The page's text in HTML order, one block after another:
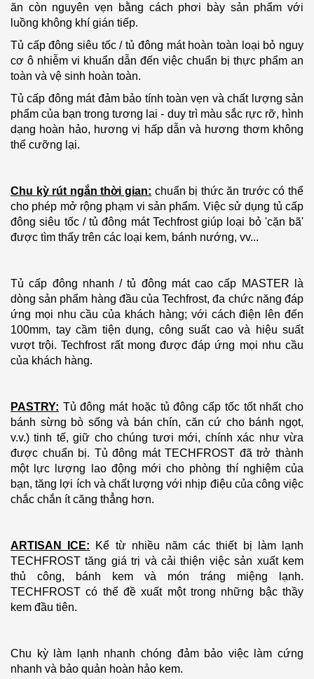
ăn còn nguyên vẹn bằng cách phơi bày sản phẩm với
luồng không khí gián tiếp.
Tủ cấp đông siêu tốc / tủ đông mát hoàn toàn loại bỏ nguy
cơ ô nhiễm vi khuẩn dẫn đến việc chuẩn bị thực phẩm an
toàn và vệ sinh hoàn toàn.
Tủ cấp đông mát đảm bảo tính toàn vẹn và chất lượng sản
phẩm của bạn trong tương lai - duy trì màu sắc rực rỡ, hình
dạng hoàn hảo, hương vị hấp dẫn và hương thơm không
thể cưỡng lại.
Chu kỳ rút ngắn thời gian: chuẩn bị thức ăn trước có thể
cho phép mở rộng phạm vi sản phẩm. Việc sử dụng tủ cấp
đông siêu tốc / tủ đông mát Techfrost giúp loại bỏ 'cặn bã'
được tìm thấy trên các loại kem, bánh nướng, vv...
Tủ cấp đông nhanh / tủ đông mát cao cấp MASTER là
dòng sản phẩm hàng đầu của Techfrost, đa chức năng đáp
ứng mọi nhu cầu của khách hàng; với cách điện lên đến
100mm, tay cầm tiện dụng, công suất cao và hiệu suất
vượt trội.Techfrost rất mong được đáp ứng mọi nhu cầu
của khách hàng.
PASTRY: Tủ đông mát hoặc tủ đông cấp tốc tốt nhất cho
bánh sừng bò sống và bán chín, căn cứ cho bánh ngọt,
v.v.) tinh tế, giữ cho chúng tươi mới, chính xác như vừa
được chuẩn bị. Tủ đông mát TECHFROST đã trở thành
một lực lượng lao động mới cho phòng thí nghiệm của
bạn, tăng lợi ích và chất lượng với nhịp điệu của công việc
chắc chắn ít căng thẳng hơn.
ARTISAN ICE: Kể từ nhiều năm các thiết bị làm lạnh
TECHFROST tăng giá trị và cải thiện việc sản xuất kem
thủ công, bánh kem và món tráng miệng lạnh.
TECHFROST có thể đề xuất một trong những bậc thầy
kem đầu tiên.
Chu kỳ làm lạnh nhanh chóng đảm bảo việc làm cứng
nhanh và bảo quản hoàn hảo kem.